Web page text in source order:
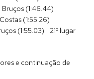
Bruços (1:46.44)
(1:55.26)
(1:55.03) | 21º lugar
e continuação de